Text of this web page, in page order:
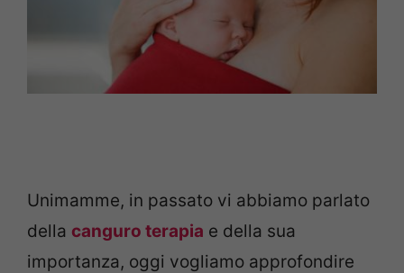
Unimamme, in passato vi abbiamo parlato
della canguro terapia e della sua
importanza, oggi vogliamo approfondire